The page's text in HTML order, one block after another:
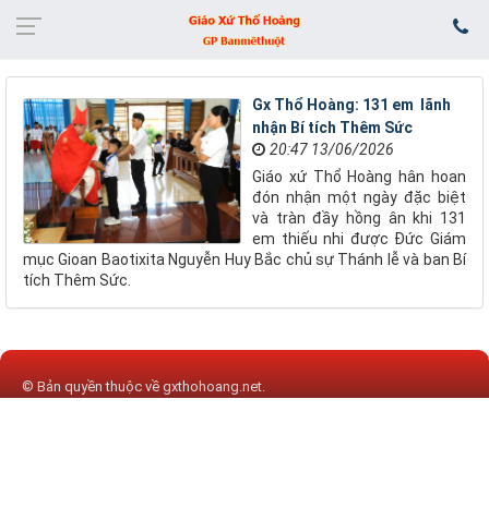
Gx Thổ Hoàng: 131 em lãnh
nhận Bí tích Thêm Sức
20:47 13/06/2026
Giáo xứ Thổ Hoàng hân hoan
đón nhận một ngày đặc biệt
và tràn đầy hồng ân khi 131
em thiếu nhi được Đức Giám
mục Gioan Baotixita Nguyễn Huy Bắc chủ sự Thánh lễ và ban Bí
tích Thêm Sức.
© Bản quyền thuộc về gxthohoang.net.